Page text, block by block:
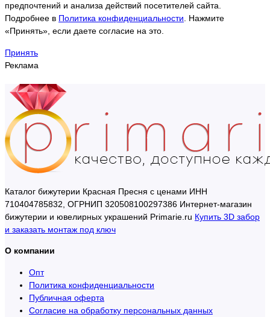
предпочтений и анализа действий посетителей сайта.
Подробнее в Политика конфиденциальности. Нажмите
«Принять», если даете согласие на это.
Принять
Реклама
Каталог бижутерии Красная Пресня с ценами ИНН
710404785832, ОГРНИП 320508100297386 Интернет-магазин
бижутерии и ювелирных украшений Primarie.ru Купить 3D забор
и заказать монтаж под ключ
О компании
Опт
Политика конфиденциальности
Публичная оферта
Согласие на обработку персональных данных